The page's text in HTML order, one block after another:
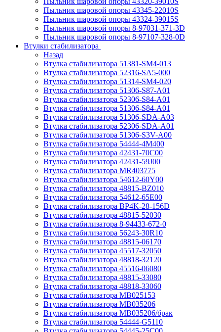
Пыльник шаровой опоры 43345-22010S
Пыльник шаровой опоры 43324-39015S
Пыльник шаровой опоры 8-97031-371-3D
Пыльник шаровой опоры 8-97107-328-0D
Втулки стабилизатора
Назад
Втулка стабилизатора 51381-SM4-013
Втулка стабилизатора 52316-SA5-000
Втулка стабилизатора 51314-SM4-020
Втулка стабилизатора 51306-S87-A01
Втулка стабилизатора 52306-S84-A01
Втулка стабилизатора 51306-S84-A01
Втулка стабилизатора 51306-SDA-A03
Втулка стабилизатора 52306-SDA-A01
Втулка стабилизатора 51306-S3V-A00
Втулка стабилизатора 54444-4M400
Втулка стабилизатора 42431-70С00
Втулка стабилизатора 42431-59J00
Втулка стабилизатора MR403775
Втулка стабилизатора 54612-60Y00
Втулка стабилизатора 48815-BZ010
Втулка стабилизатора 54612-65Е00
Втулка стабилизатора BP4K-28-156D
Втулка стабилизатора 48815-52030
Втулка стабилизатора 8-94433-672-0
Втулка стабилизатора 56243-30R10
Втулка стабилизатора 48815-06170
Втулка стабилизатора 45517-32050
Втулка стабилизатора 48818-32120
Втулка стабилизатора 45516-06080
Втулка стабилизатора 48815-33080
Втулка стабилизатора 48818-33060
Втулка стабилизатора MB025153
Втулка стабилизатора MB035206
Втулка стабилизатора MB035206/брак
Втулка стабилизатора 54444-G5110